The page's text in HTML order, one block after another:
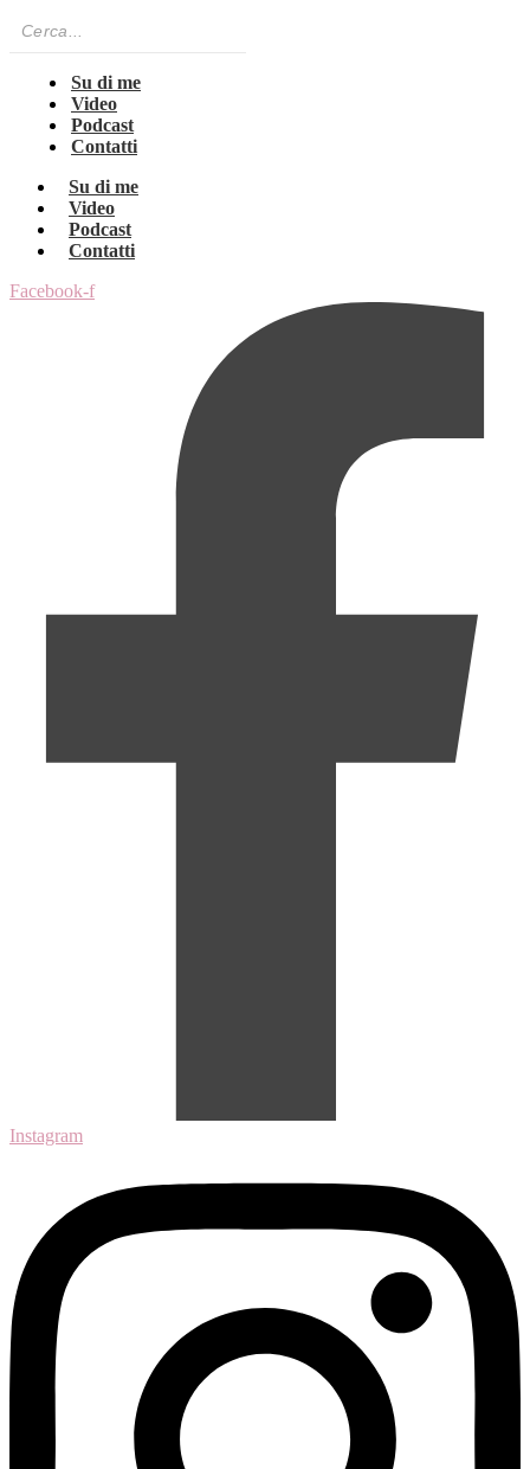
Su di me
Video
Podcast
Contatti
Su di me
Video
Podcast
Contatti
Facebook-f
Instagram